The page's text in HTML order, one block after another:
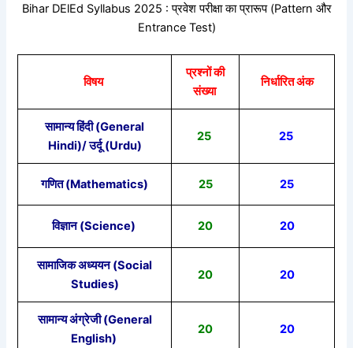
Bihar DElEd Syllabus 2025 : प्रवेश परीक्षा का प्रारूप (Pattern और
Entrance Test)
विषय
प्रश्नों की
संख्या
निर्धारित अंक
सामान्य हिंदी (General
Hindi)/ उर्दू (Urdu)
25 25
गणित (Mathematics) 25 25
विज्ञान (Science) 20 20
सामाजिक अध्ययन (Social
Studies)
20 20
सामान्य अंग्रेजी (General
English)
20 20